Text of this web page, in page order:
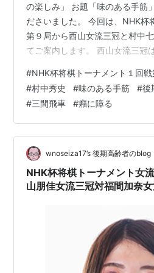
の楽しみ」 お題「味のある手筋
ださいました。 今回は、NHK杯
第９局から西山女流三冠と村中
てご案内します。 西山女流三冠
場で両者は初手合いになります
の予想どおり、三間飛車と居飛
た。 楽しみです(^^♪ 開始日時
NHK 杯将棋トーナメント１回戦
流三冠後 手 村中秀史七段手合
#NHK杯将棋トーナメント１回戦
#村中秀史 #味のある手筋 #後
#三間飛車 #癪に障る
wnoseiza17’s 後期高齢者のblog
NHK杯将棋トーナメント女
山朋佳女流三冠対福間加奈